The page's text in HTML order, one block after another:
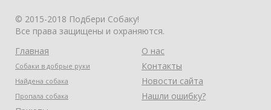
© 2015-2018 Подбери Собаку!
Все права защищены и охраняются.
Главная
Собаки в добрые руки
Найдена собака
Пропала собака
О нас
Контакты
Новости сайта
Нашли ошибку?